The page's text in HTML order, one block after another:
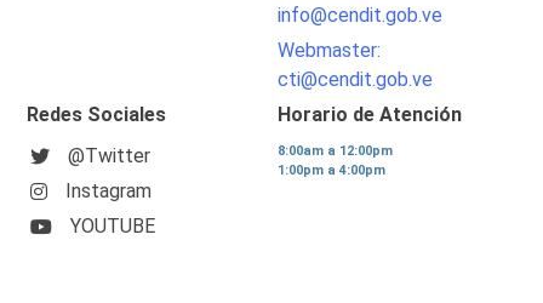
info@cendit.gob.ve
Webmaster:
cti@cendit.gob.ve
Redes Sociales
@Twitter
Instagram
YOUTUBE
Horario de Atención
8:00am a 12:00pm
1:00pm a 4:00pm